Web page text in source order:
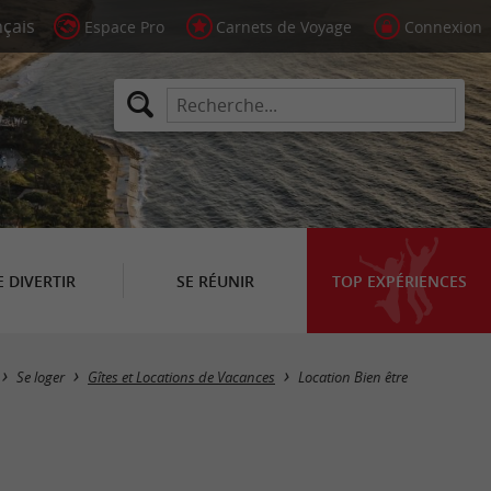
Espace Pro Carnets de Voyage Connexion
DIVERTIR SE RÉUNIR TOP EXPÉRIENCES
Masquer la carte
Se loger Gîtes et Locations de Vacances Location Bien être